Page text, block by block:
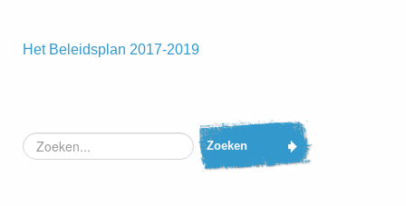
Het Beleidsplan 2017-2019
Zoeken